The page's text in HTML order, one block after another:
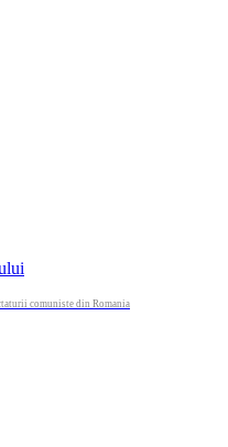
comuniste din Romania